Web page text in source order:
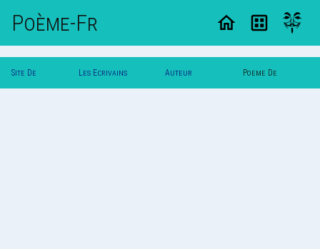
Poème-Fr
Site De Les Ecrivains Auteur Poeme De